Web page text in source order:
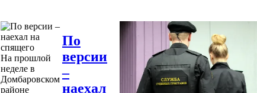
На прошлой
неделе в
Домбаровском
районе
По
версии
–
наехал